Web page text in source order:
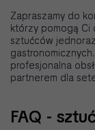
Zapraszamy do
którzy pomogą Ci
sztućców
profesjonalna
partnerem dla
FAQ -